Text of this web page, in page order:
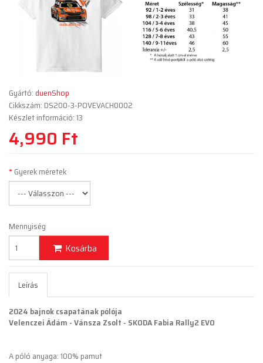
Gyártó:duenShop
Cikkszám: DS200-3-POVEVACH0002
Készlet információ: 13
4,990 Ft
Gyerek méretek
Mennyiség
Kosárba
Leírás
2024 bajnok csapatának pólója
Velenczei Ádám - Vánsza Zsolt - SKODA Fabia Rally2 EVO
A póló anyaga: 100% pamut